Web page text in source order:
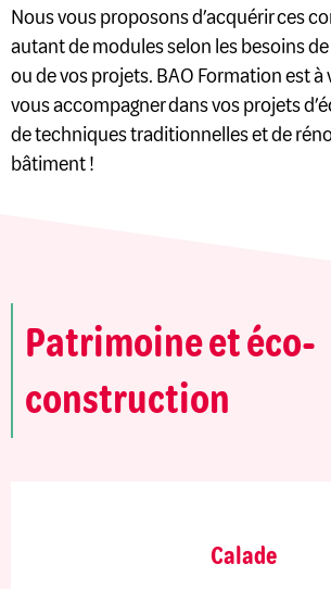
Nous vous proposons d’acquérir ces
autant de modules selon les besoins
ou de vos projets. BAO Formation est
vous accompagner dans vos projets
de techniques traditionnelles et de
bâtiment !
Patrimoine et éco-
construction
Calade